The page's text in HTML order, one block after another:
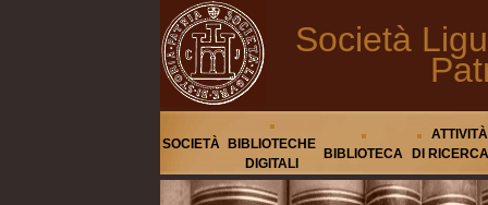
Società
SOCIETÀ
BIBLIOTECHE
DIGITALI
BIBLIOTECA
ATTIVITÀ
DI RICERCA